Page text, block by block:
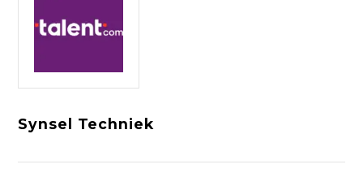
Synsel Techniek